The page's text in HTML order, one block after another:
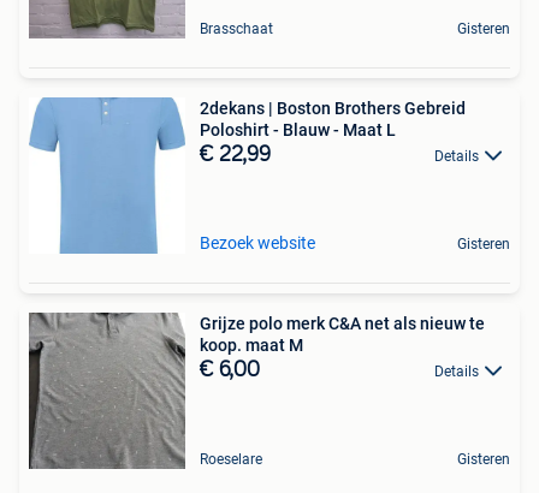
Brasschaat Gisteren
2dekans | Boston Brothers Gebreid
Poloshirt - Blauw - Maat L
€ 22,99 Details
Bezoek website Gisteren
Grijze polo merk C&A net als nieuw te
koop. maat M
€ 6,00 Details
Roeselare Gisteren